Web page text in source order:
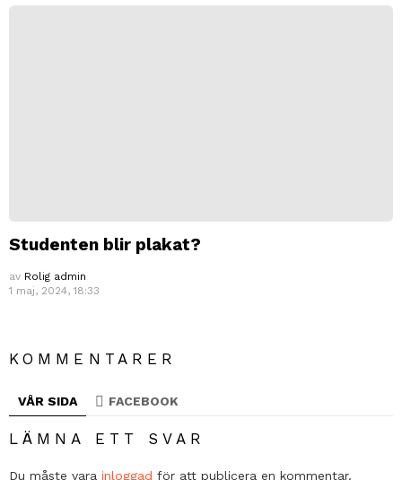
Studenten blir plakat?
av Rolig admin
1 maj, 2024, 18:33
KOMMENTARER
VÅR SIDA FACEBOOK
LÄMNA ETT SVAR
Du måste vara inloggad för att publicera en kommentar.